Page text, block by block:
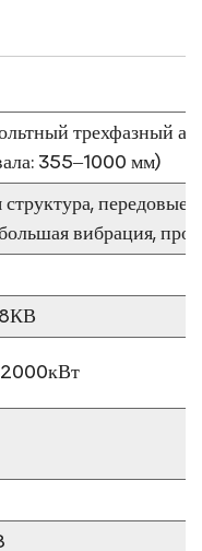
трехфазный
355–1000 мм)
структура, передовые
вибрация,